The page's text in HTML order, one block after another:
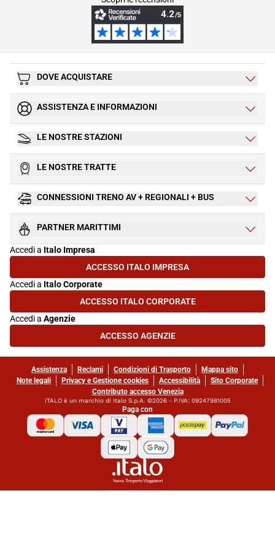
DOVE ACQUISTARE
ASSISTENZA E INFORMAZIONI
LE NOSTRE STAZIONI
LE NOSTRE TRATTE
CONNESSIONI TRENO AV + REGIONALI + BUS
PARTNER MARITTIMI
Accedi a Italo Impresa
ACCESSO ITALO IMPRESA(SI APRE IN UNA NUOVA SCHEDA)
Accedi a Italo Corporate
ACCESSO ITALO CORPORATE(SI APRE IN UNA NUOVA SCHEDA)
Accedi a Agenzie
ACCESSO AGENZIE(SI APRE IN UNA NUOVA SCHEDA)
Assistenza Reclami Condizioni di Trasporto
Mappa sito
Note legali
Privacy e Gestione cookies Accessibilità
Sito Corporate
Contributo accesso Venezia
ITALO è un marchio di Italo S.p.A. ©2026 - P.IVA: 09247981005
Paga con